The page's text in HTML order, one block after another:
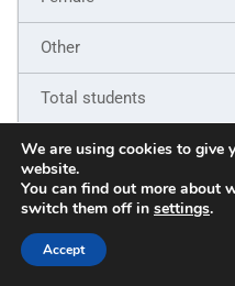
We are using cookies to give
website.
You can find out more about
switch them off in settings.
Accept